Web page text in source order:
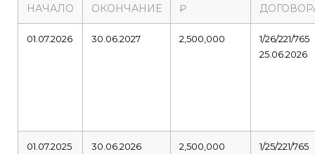
НАЧАЛО ОКОНЧАНИЕ
₽
01.07.2026 30.06.2027 2,500,000
1/26/221/765
25.06.2026
01.07.2025 30.06.2026 2,500,000
1/25/221/765